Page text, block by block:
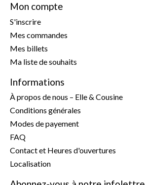
Mon compte
S'inscrire
Mes commandes
Mes billets
Ma liste de souhaits
Informations
À propos de nous – Elle & Cousine
Conditions générales
Modes de payement
FAQ
Contact et Heures d'ouvertures
Localisation